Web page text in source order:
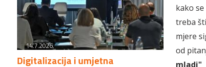
14.7.2026.
Digitalizacija i umjetna
kako
treba
mjere
od
mladi"